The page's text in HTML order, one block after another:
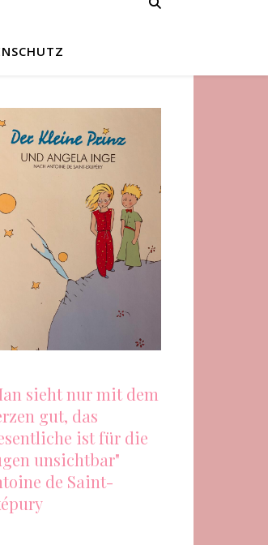
sieht nur mit dem
gut, das
ist für die
unsichtbar"
de Saint-